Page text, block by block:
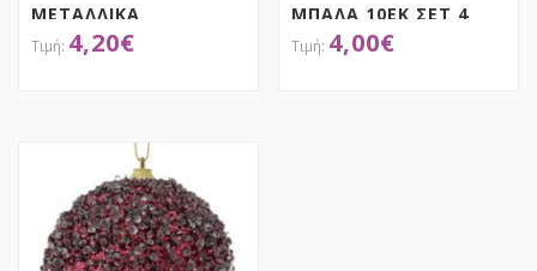
ΜΕΤΑΛΛΙΚΑ
ΚΟΥΔΟΥΝΙΑ 5ΕΚ ΣΕΤ 6
4,20€
ΜΠΑΛΑ 10ΕΚ ΣΕΤ 4
4,00€